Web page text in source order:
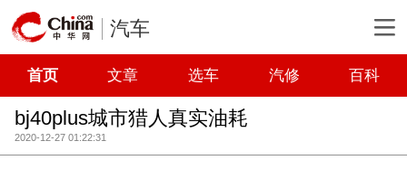
汽车
首页 文章 选车 汽修 百科
bj40plus城市猎人真实油耗
2020-12-27 01:22:31